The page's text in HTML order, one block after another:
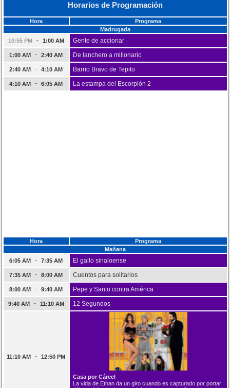
Horarios de Programación
Hora
Programa
Madrugada
10:55 PM
- 1:00 AM Gente de accionar
1:00 AM - 2:40 AM De lanchero a millonario
2:40 AM - 4:10 AM Barrio Bravo de Tepito
4:10 AM - 6:05 AM La estampa del Escorpión 2
Hora
Programa
Mañana
6:05 AM
- 7:35 AM El gallo sinaloense
7:35 AM - 8:00 AM Cuentos para solitarios
8:00 AM - 9:40 AM Pepe y Santo contra América
9:40 AM - 11:10 AM 12 Segundos
11:10 AM - 12:50 PM
Casa por Cárcel
La vida de Ethan da un giro cuando es capturado por portar